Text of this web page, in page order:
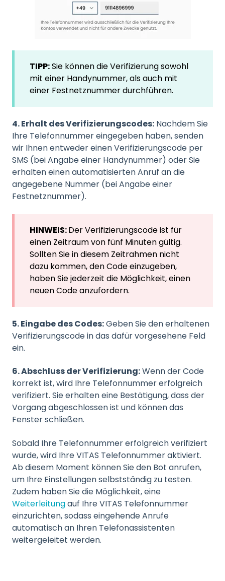
TIPP:Sie können die Verifizierung sowohl
mit einer Handynummer, als auch mit
einer Festnetznummer durchführen.
4. Erhalt des Verifizierungscodes: Nachdem Sie
Ihre Telefonnummer eingegeben haben, senden
wir Ihnen entweder einen Verifizierungscode per
SMS (bei Angabe einer Handynummer) oder Sie
erhalten einen automatisierten Anruf an die
angegebene Nummer (bei Angabe einer
Festnetznummer).
HINWEIS:Der Verifizierungscode ist für
einen Zeitraum von fünf Minuten gültig.
Sollten Sie in diesem Zeitrahmen nicht
dazu kommen, den Code einzugeben,
haben Sie jederzeit die Möglichkeit, einen
neuen Code anzufordern.
5. Eingabe des Codes:Geben Sie den erhaltenen
Verifizierungscode in das dafür vorgesehene Feld
ein.
6. Abschluss der Verifizierung:Wenn der Code
korrekt ist, wird Ihre Telefonnummer erfolgreich
verifiziert. Sie erhalten eine Bestätigung, dass der
Vorgang abgeschlossen ist und können das
Fenster schließen.
Sobald Ihre Telefonnummer erfolgreich verifiziert
wurde, wird Ihre VITAS Telefonnummer aktiviert.
Ab diesem Moment können Sie den Bot anrufen,
um Ihre Einstellungen selbstständig zu testen.
Zudem haben Sie die Möglichkeit, eine
Weiterleitungauf Ihre VITAS Telefonnummer
einzurichten, sodass eingehende Anrufe
automatisch an Ihren Telefonassistenten
weitergeleitet werden.